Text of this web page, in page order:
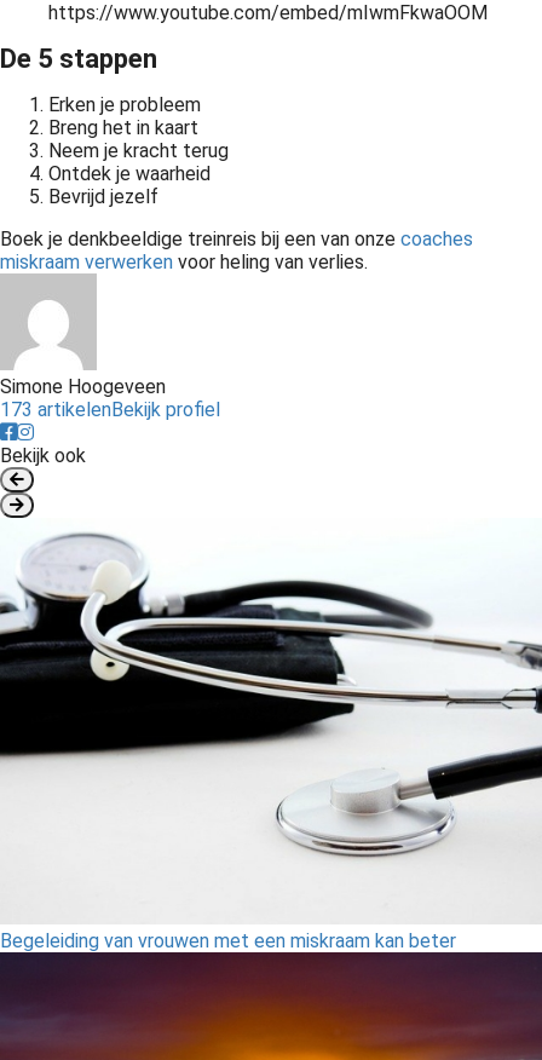
https://www.youtube.com/embed/mIwmFkwaOOM
De 5 stappen
Erken je probleem
Breng het in kaart
Neem je kracht terug
Ontdek je waarheid
Bevrijd jezelf
Boek je denkbeeldige treinreis bij een van onze coaches
miskraam verwerken voor heling van verlies.
Simone Hoogeveen
173 artikelenBekijk profiel
Bekijk ook
Begeleiding van vrouwen met een miskraam kan beter